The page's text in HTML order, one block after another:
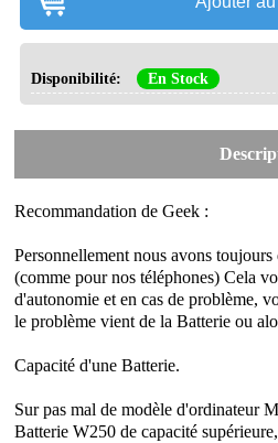
Disponibilité: En Stock
Recommandation de Geek :
Personnellement nous avons
(comme pour nos téléphones) Cela
d'autonomie et en cas de problème,
le problème vient de la Batterie ou
Capacité d'une Batterie.
Sur pas mal de modèle d'ordinateur
Batterie W250 de capacité